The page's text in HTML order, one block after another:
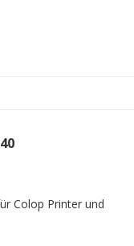
Colop Printer und